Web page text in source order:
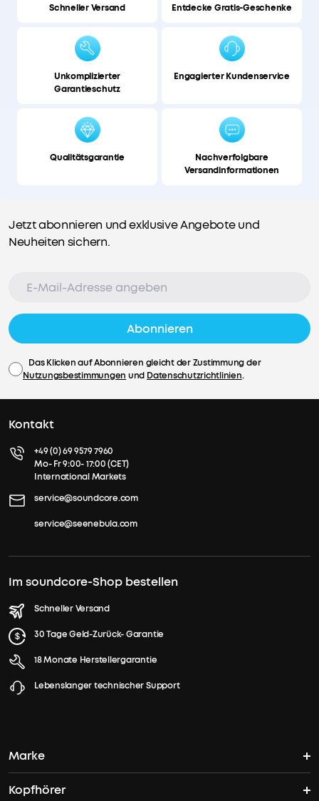
Schneller Versand Entdecke Gratis-Geschenke
Unkomplizierter
Garantieschutz
Engagierter Kundenservice
Qualitätsgarantie
Nachverfolgbare
Versandinformationen
Jetzt abonnieren und exklusive Angebote und
Neuheiten sichern.
Abonnieren
Das Klicken auf Abonnieren gleicht der Zustimmung der
Nutzungsbestimmungen und Datenschutzrichtlinien.
Kontakt
+49 (0) 69 9579 7960
Mo- Fr 9:00- 17:00 (CET)
International Markets
service@soundcore.com
service@seenebula.com
Im soundcore-Shop bestellen
Schneller Versand
30 Tage Geld-Zurück- Garantie
18 Monate Herstellergarantie
Lebenslanger technischer Support
Marke
soundcores Geschichte
Kopfhörer